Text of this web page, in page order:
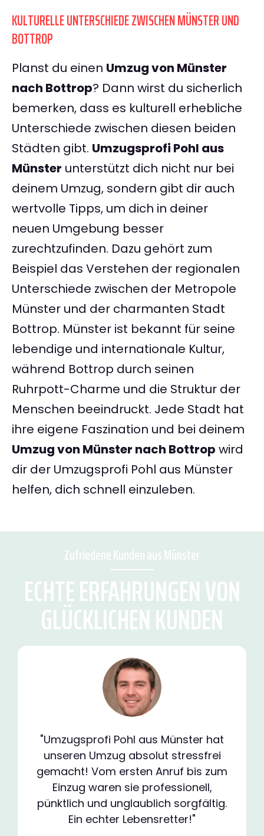
KULTURELLE UNTERSCHIEDE ZWISCHEN MÜNSTER UND
BOTTROP
Planst du einen Umzug von Münster
nach Bottrop? Dann wirst du sicherlich
bemerken, dass es kulturell erhebliche
Unterschiede zwischen diesen beiden
Städten gibt. Umzugsprofi Pohl aus
Münster unterstützt dich nicht nur bei
deinem Umzug, sondern gibt dir auch
wertvolle Tipps, um dich in deiner
neuen Umgebung besser
zurechtzufinden. Dazu gehört zum
Beispiel das Verstehen der regionalen
Unterschiede zwischen der Metropole
Münster und der charmanten Stadt
Bottrop. Münster ist bekannt für seine
lebendige und internationale Kultur,
während Bottrop durch seinen
Ruhrpott-Charme und die Struktur der
Menschen beeindruckt. Jede Stadt hat
ihre eigene Faszination und bei deinem
Umzug von Münster nach Bottrop wird
dir der Umzugsprofi Pohl aus Münster
helfen, dich schnell einzuleben.
Zufriedene Kunden aus Münster
ECHTE ERFAHRUNGEN VON
GLÜCKLICHEN KUNDEN
"Umzugsprofi Pohl aus Münster hat
unseren Umzug absolut stressfrei
gemacht! Vom ersten Anruf bis zum
Einzug waren sie professionell,
pünktlich und unglaublich sorgfältig.
Ein echter Lebensretter!"